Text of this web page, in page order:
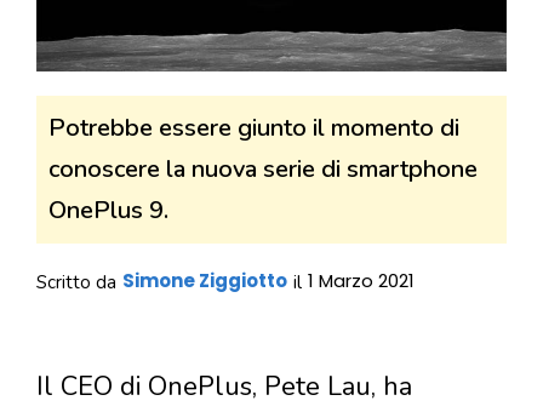
Potrebbe essere giunto il momento di
conoscere la nuova serie di smartphone
OnePlus 9.
Scritto da Simone Ziggiotto il 1 Marzo 2021
Il CEO di OnePlus, Pete Lau, ha